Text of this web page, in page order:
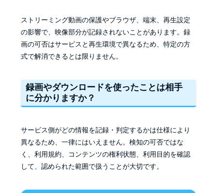
ストリーミング動画の保護やブラウザ、端末、再生設定
の影響で、映像部分が記録されないことがあります。録
画の可否はサービスと再生環境で異なるため、特定の方
式で解消できるとは限りません。
録画やダウンロードを使ったことは相手
に分かりますか？
サービス側がどの情報を記録・判定するかは仕様により
異なるため、一律にはいえません。検知の可否ではな
く、利用規約、コンテンツの権利状態、利用目的を確認
して、認められた範囲で扱うことが大切です。